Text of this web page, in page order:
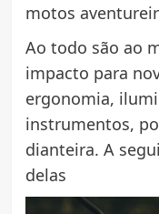
motos
Ao todo são ao
impacto para
ergonomia,
instrumentos,
dianteira. A
delas